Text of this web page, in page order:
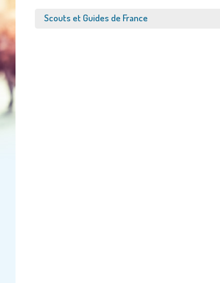
Afficher
Scouts et Guides de France